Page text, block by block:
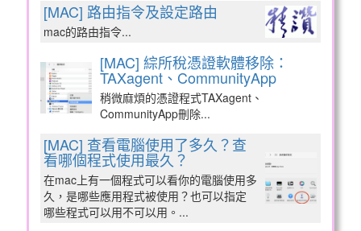
[MAC] 路由指令及設定路由
mac的路由指令...
[MAC] 綜所稅憑證軟體移除：
TAXagent、CommunityApp
稍微麻煩的憑證程式TAXagent、
CommunityApp刪除...
[MAC] 查看電腦使用了多久？查
看哪個程式使用最久？
在mac上有一個程式可以看你的電腦使用多
久，是哪些應用程式被使用？也可以指定
哪些程式可以用不可以用。...